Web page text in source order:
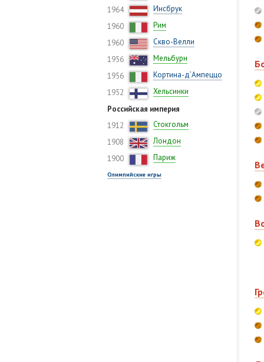
1964
Инсбрук
1960
Рим
1960
Скво-Велли
1956
Мельбурн
1956
Кортина-д’Ампеццо
1952
Хельсинки
Российская империя
1912
Стокгольм
1908
Лондон
1900
Париж
Олимпийские игры